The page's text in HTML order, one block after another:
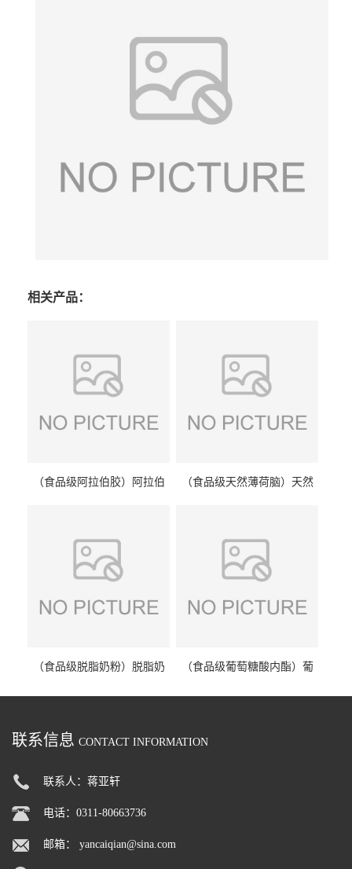
相关产品：
（食品级阿拉伯胶）阿拉伯
（食品级天然薄荷脑）天然
（食品级脱脂奶粉）脱脂奶
（食品级葡萄糖酸内酯）葡
联系信息 CONTACT INFORMATION
联系人：蒋亚轩
电话：0311-80663736
邮箱： yancaiqian@sina.com